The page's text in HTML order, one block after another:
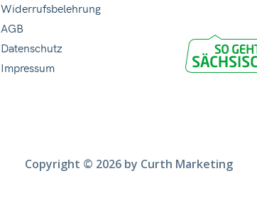
Widerrufsbelehrung
AGB
Datenschutz
Impressum
Copyright © 2026 by Curth Marketing